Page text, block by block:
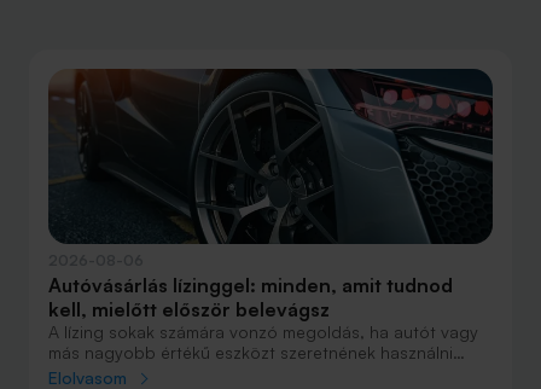
Autóvásárlás lízinggel: minden, amit tudnod
kell, mielőtt először belevágsz
A lízing sokak számára vonzó megoldás, ha autót vagy
más nagyobb értékű eszközt szeretnének használni
anélkül, hogy azt egy összegben ki kellene fizetniük.
Elolvasom